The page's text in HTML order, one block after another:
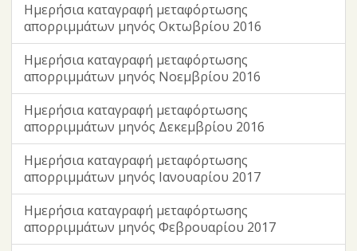
Ημερήσια καταγραφή μεταφόρτωσης
απορριμμάτων μηνός Οκτωβρίου 2016
Ημερήσια καταγραφή μεταφόρτωσης
απορριμμάτων μηνός Νοεμβρίου 2016
Ημερήσια καταγραφή μεταφόρτωσης
απορριμμάτων μηνός Δεκεμβρίου 2016
Ημερήσια καταγραφή μεταφόρτωσης
απορριμμάτων μηνός Ιανουαρίου 2017
Ημερήσια καταγραφή μεταφόρτωσης
απορριμμάτων μηνός Φεβρουαρίου 2017